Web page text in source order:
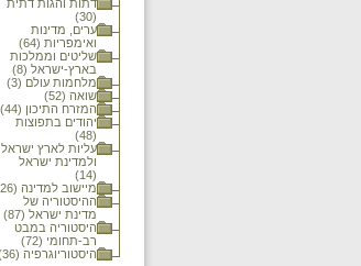
דתות והגות דתית
(30)
ערים, מדינות
ואימפריות (64)
שליטים וממלכות
בארץ-ישראל (8)
מלחמות עולם (3)
שואה (52)
המזרח התיכון (44)
יהודים בתפוצות
(48)
עליות לארץ ישראל
ולמדינת ישראל
(14)
מיישוב למדינה (26)
ההיסטוריה של
מדינת ישראל (87)
היסטוריה במבט
רב-תחומי (72)
היסטוריוגרפיה (36)